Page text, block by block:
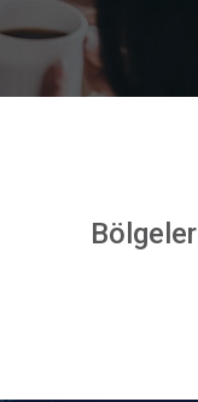
Bölgeler